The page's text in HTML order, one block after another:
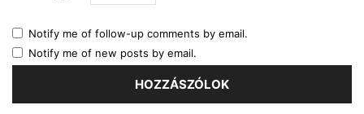
Notify me of follow-up comments by email.
Notify me of new posts by email.